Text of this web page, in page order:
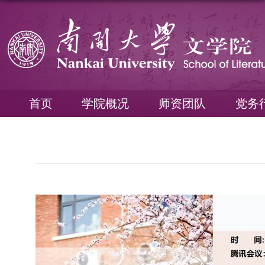
首页 学院概况 师资团队 党务